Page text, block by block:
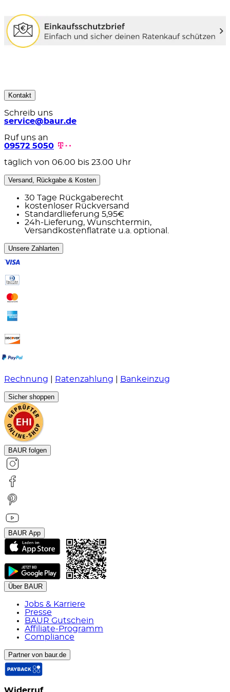
Kontakt
Schreib uns
service@baur.de
Ruf uns an
09572 5050
täglich von 06.00 bis 23.00 Uhr
Versand, Rückgabe & Kosten
30 Tage Rückgaberecht
kostenloser Rückversand
Standardlieferung 5,95€
24h-Lieferung, Wunschtermin,
Versandkostenflatrate u.a. optional.
Unsere Zahlarten
Rechnung Ratenzahlung Bankeinzug
Sicher shoppen
BAUR folgen
BAUR App
Über BAUR
Jobs & Karriere
Presse
BAUR Gutschein
Affiliate-Programm
Compliance
Partner von baur.de
Widerruf